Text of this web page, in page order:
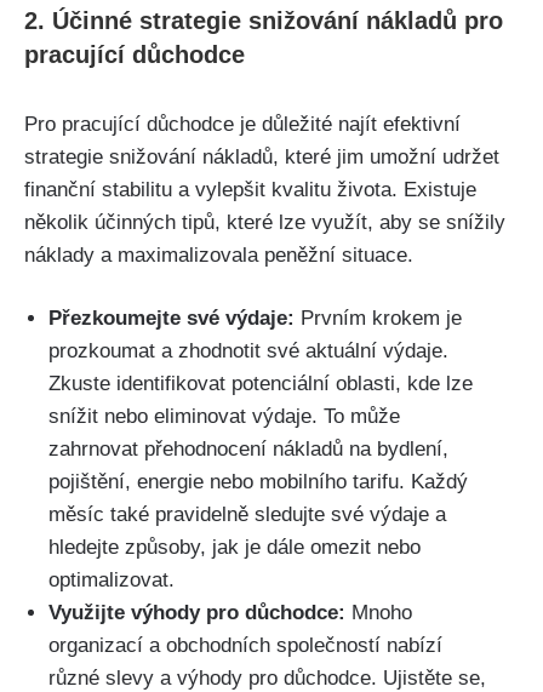
2. Účinné strategie snižování nákladů pro
pracující důchodce
Pro pracující důchodce je důležité najít efektivní
strategie snižování nákladů, které jim umožní udržet
finanční stabilitu a vylepšit kvalitu života. Existuje
několik účinných tipů, které lze využít, aby se snížily
náklady a maximalizovala peněžní situace.
Přezkoumejte své výdaje: Prvním krokem je
prozkoumat a zhodnotit své aktuální výdaje.
Zkuste identifikovat potenciální oblasti, kde lze
snížit nebo eliminovat výdaje. To může
zahrnovat přehodnocení nákladů na bydlení,
pojištění, energie nebo mobilního tarifu. Každý
měsíc také pravidelně sledujte své výdaje a
hledejte způsoby, jak je dále omezit nebo
optimalizovat.
Využijte výhody pro důchodce: Mnoho
organizací a obchodních společností nabízí
různé slevy a výhody pro důchodce. Ujistěte se,